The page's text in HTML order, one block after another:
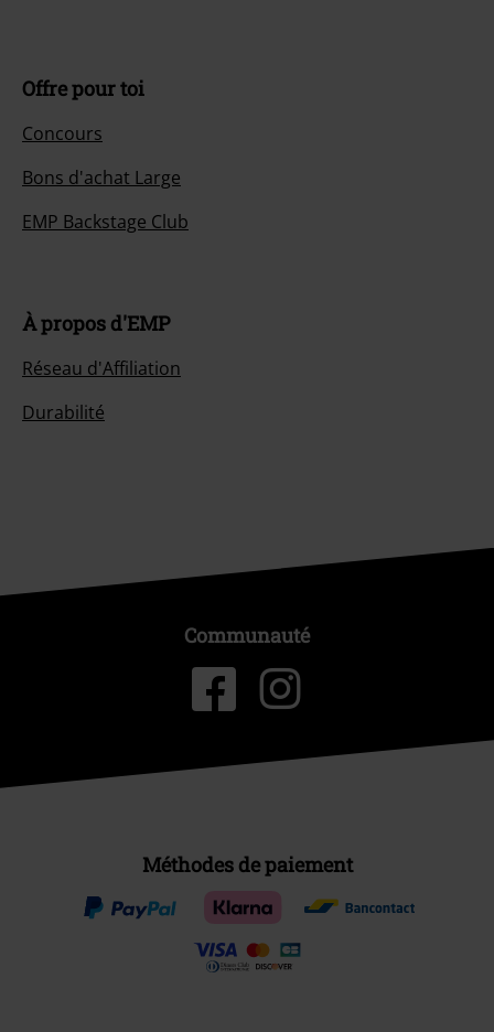
Offre pour toi
Concours
Bons d'achat Large
EMP Backstage Club
À propos d'EMP
Réseau d'Affiliation
Durabilité
Communauté
Méthodes de paiement